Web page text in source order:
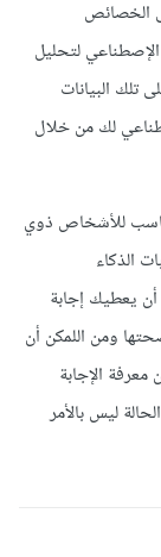
الخصائص
لتحليل
البيانات
لك من خلال
للأشخاص ذوي
الذكاء
يعطيك إجابة
ومن اللمكن أن
الإجابة
ليس بالأمر